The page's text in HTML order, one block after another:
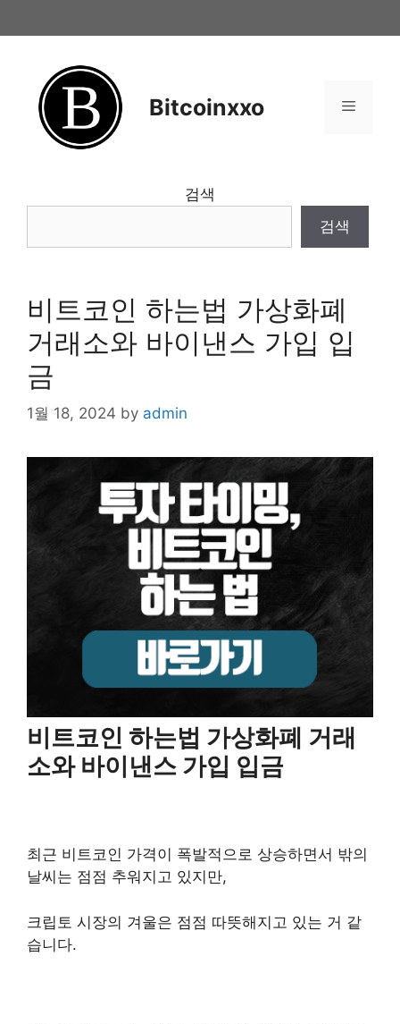
to
Bitcoinxxo Menu
검색
검색
비트코인 하는법 가상화폐
거래소와 바이낸스 가입 입
금
1월 18, 2024 by admin
비트코인 하는법 가상화폐 거래
소와 바이낸스 가입 입금
최근 비트코인 가격이 폭발적으로 상승하면서 밖의
날씨는 점점 추워지고 있지만,
크립토 시장의 겨울은 점점 따뜻해지고 있는 거 같
습니다.